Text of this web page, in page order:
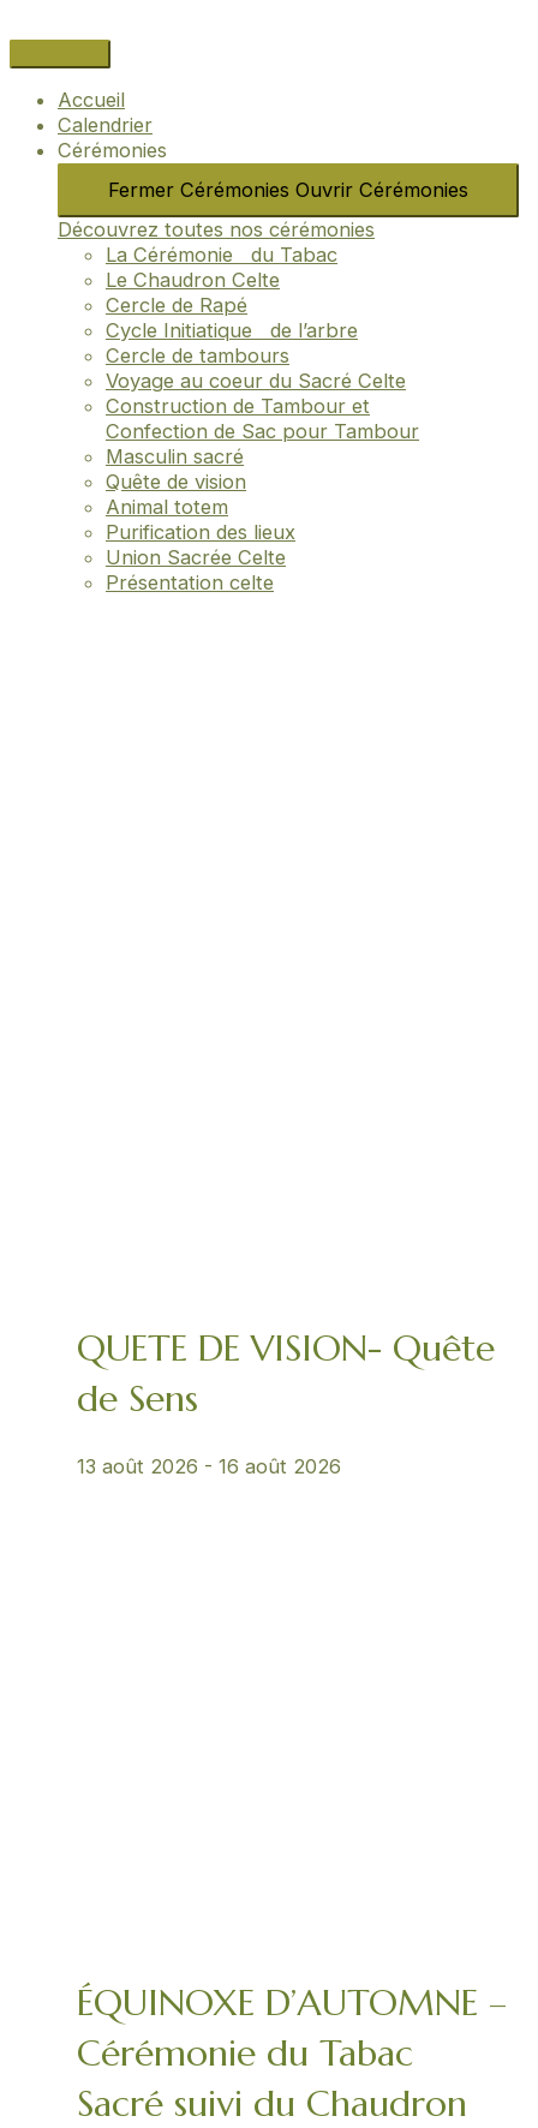
au
contenu
Accueil
Calendrier
Cérémonies
Fermer Cérémonies Ouvrir Cérémonies
Découvrez toutes nos cérémonies
La Cérémonie du Tabac
Le Chaudron Celte
Cercle de Rapé
Cycle Initiatique de l’arbre
Cercle de tambours
Voyage au coeur du Sacré Celte
Construction de Tambour et
Confection de Sac pour Tambour
Masculin sacré
Quête de vision
Animal totem
Purification des lieux
Union Sacrée Celte
Présentation celte
QUETE DE VISION- Quête
de Sens
13 août 2026 -16 août 2026
ÉQUINOXE D’AUTOMNE –
Cérémonie du Tabac
Sacré suivi du Chaudron
des
articles
Internet